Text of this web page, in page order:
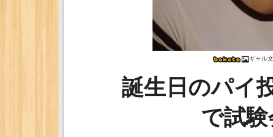
ギャル
誕生日のパイ
で試